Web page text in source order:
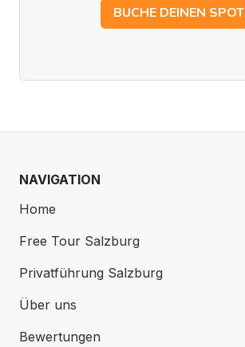
BUCHE DEINEN SPOT
NAVIGATION
Home
Free Tour Salzburg
Privatführung Salzburg
Über uns
Bewertungen